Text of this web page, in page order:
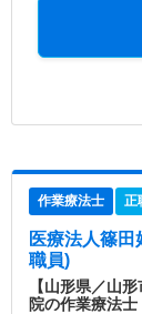
作業療法士 正
医療法人篠
職員)
【山形県／山
院の作業療法